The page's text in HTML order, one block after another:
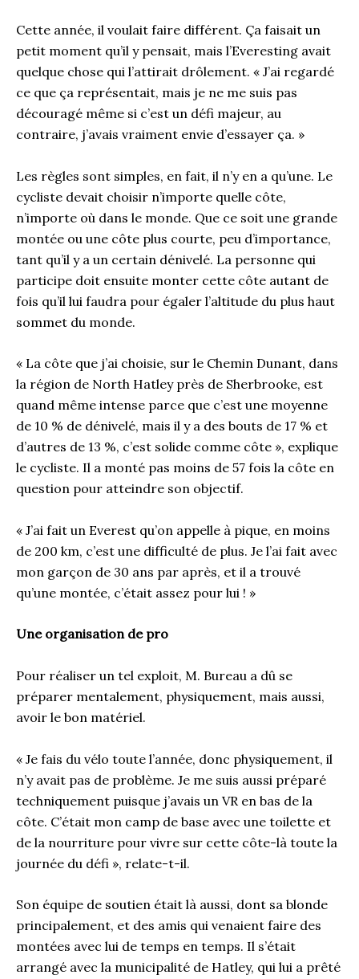
Cette année, il voulait faire différent. Ça faisait un
petit moment qu’il y pensait, mais l’Everesting avait
quelque chose qui l’attirait drôlement. « J’ai regardé
ce que ça représentait, mais je ne me suis pas
découragé même si c’est un défi majeur, au
contraire, j’avais vraiment envie d’essayer ça. »
Les règles sont simples, en fait, il n’y en a qu’une. Le
cycliste devait choisir n’importe quelle côte,
n’importe où dans le monde. Que ce soit une grande
montée ou une côte plus courte, peu d’importance,
tant qu’il y a un certain dénivelé. La personne qui
participe doit ensuite monter cette côte autant de
fois qu’il lui faudra pour égaler l’altitude du plus haut
sommet du monde.
« La côte que j’ai choisie, sur le Chemin Dunant, dans
la région de North Hatley près de Sherbrooke, est
quand même intense parce que c’est une moyenne
de 10 % de dénivelé, mais il y a des bouts de 17 % et
d’autres de 13 %, c’est solide comme côte », explique
le cycliste. Il a monté pas moins de 57 fois la côte en
question pour atteindre son objectif.
« J’ai fait un Everest qu’on appelle à pique, en moins
de 200 km, c’est une difficulté de plus. Je l’ai fait avec
mon garçon de 30 ans par après, et il a trouvé
qu’une montée, c’était assez pour lui ! »
Une organisation de pro
Pour réaliser un tel exploit, M. Bureau a dû se
préparer mentalement, physiquement, mais aussi,
avoir le bon matériel.
« Je fais du vélo toute l’année, donc physiquement, il
n’y avait pas de problème. Je me suis aussi préparé
techniquement puisque j’avais un VR en bas de la
côte. C’était mon camp de base avec une toilette et
de la nourriture pour vivre sur cette côte-là toute la
journée du défi », relate-t-il.
Son équipe de soutien était là aussi, dont sa blonde
principalement, et des amis qui venaient faire des
montées avec lui de temps en temps. Il s’était
arrangé avec la municipalité de Hatley, qui lui a prêté